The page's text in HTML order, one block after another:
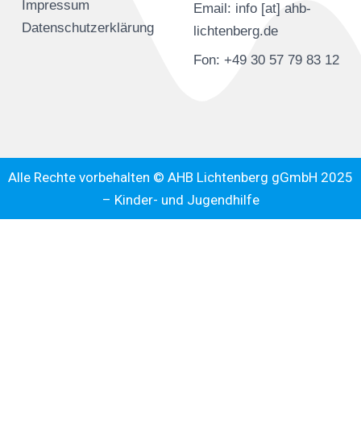
Impressum
Datenschutzerklärung
Email: info [at] ahb-
lichtenberg.de
Fon: +49 30 57 79 83 12
Alle Rechte vorbehalten © AHB Lichtenberg gGmbH 2025
– Kinder- und Jugendhilfe